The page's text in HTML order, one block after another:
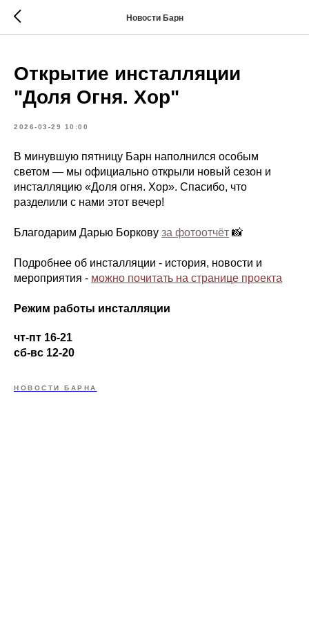
Новости Барн
Открытие инсталляции
"Доля Огня. Хор"
2026-03-29 10:00
В минувшую пятницу Барн наполнился особым
светом — мы официально открыли новый сезон и
инсталляцию «Доля огня. Хор». Спасибо, что
разделили с нами этот вечер!
Благодарим Дарью Боркову за фотоотчёт 📸
Подробнее об инсталляции - история, новости и
мероприятия - можно почитать на странице проекта
Режим работы инсталляции
чт-пт 16-21
сб-вс 12-20
НОВОСТИ БАРНА